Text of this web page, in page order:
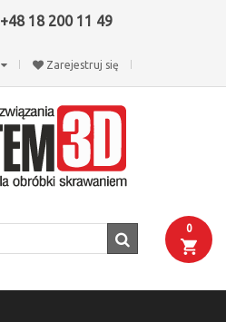
+48 18 200 11 49
Zarejestruj się
0